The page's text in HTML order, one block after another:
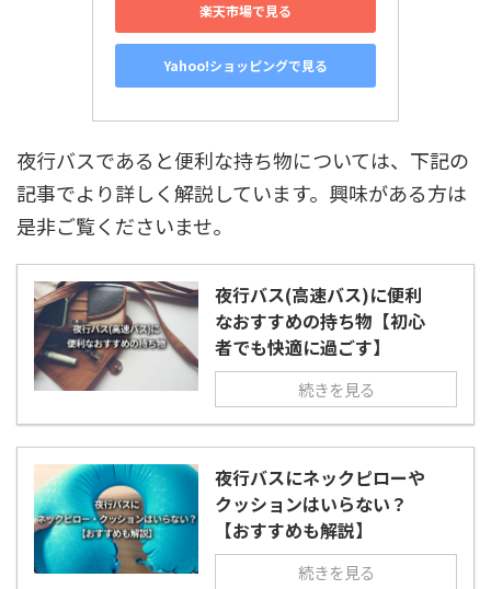
楽天市場で見る
Yahoo!ショッピングで見る
夜行バスであると便利な持ち物については、下記の
記事でより詳しく解説しています。興味がある方は
是非ご覧くださいませ。
夜行バス(高速バス)に便利
なおすすめの持ち物【初心
者でも快適に過ごす】
続きを見る
夜行バスにネックピローや
クッションはいらない？
【おすすめも解説】
続きを見る